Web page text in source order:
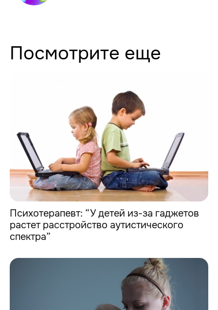
Посмотрите еще
Психотерапевт: “У детей из-за гаджетов
растет расстройство аутистического
спектра”